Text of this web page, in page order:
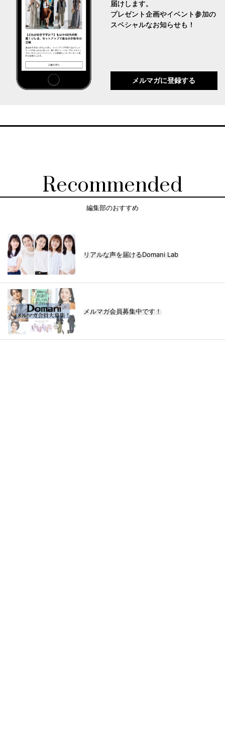
届けします。
プレゼント企画やイベント参加の
スペシャルなお知らせも！
メルマガに登録する
Recommended
編集部のおすすめ
リアルな声を届けるDomani Lab
メルマガ会員募集中です！